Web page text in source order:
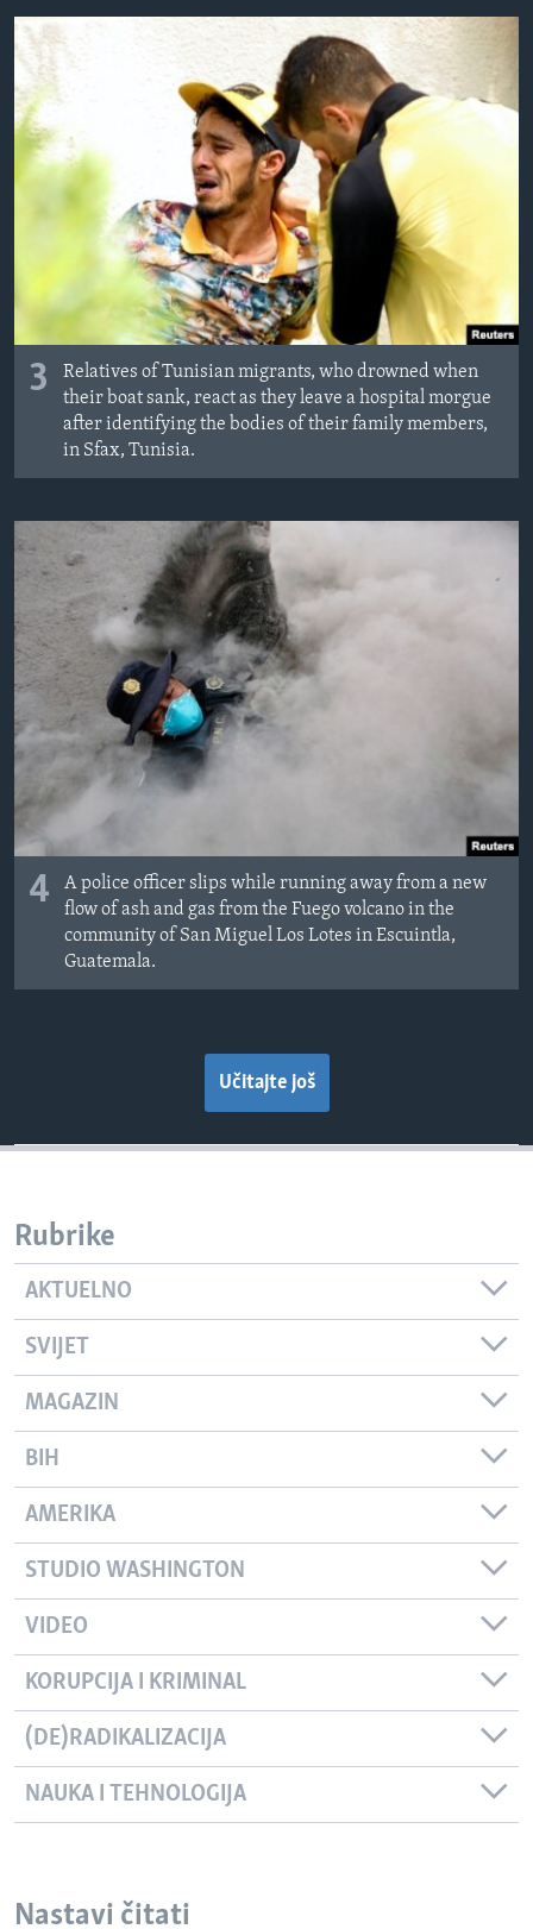
3
Relatives of Tunisian migrants, who drowned when
their boat sank, react as they leave a hospital morgue
after identifying the bodies of their family members,
in Sfax, Tunisia.
4
A police officer slips while running away from a new
flow of ash and gas from the Fuego volcano in the
community of San Miguel Los Lotes in Escuintla,
Guatemala.
Učitajte još
Rubrike
AKTUELNO
SVIJET
MAGAZIN
BIH
AMERIKA
STUDIO WASHINGTON
VIDEO
KORUPCIJA I KRIMINAL
(DE)RADIKALIZACIJA
NAUKA I TEHNOLOGIJA
Nastavi čitati